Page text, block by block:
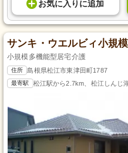
お気に入り に追加
サンキ・ウエルビィ小規
小規模多機能型居宅介護
住所 島根県松江市東津田町1787
最寄駅 松江駅から2.7km、松江しんじ